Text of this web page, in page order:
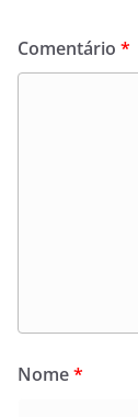
Comentário *
Nome*